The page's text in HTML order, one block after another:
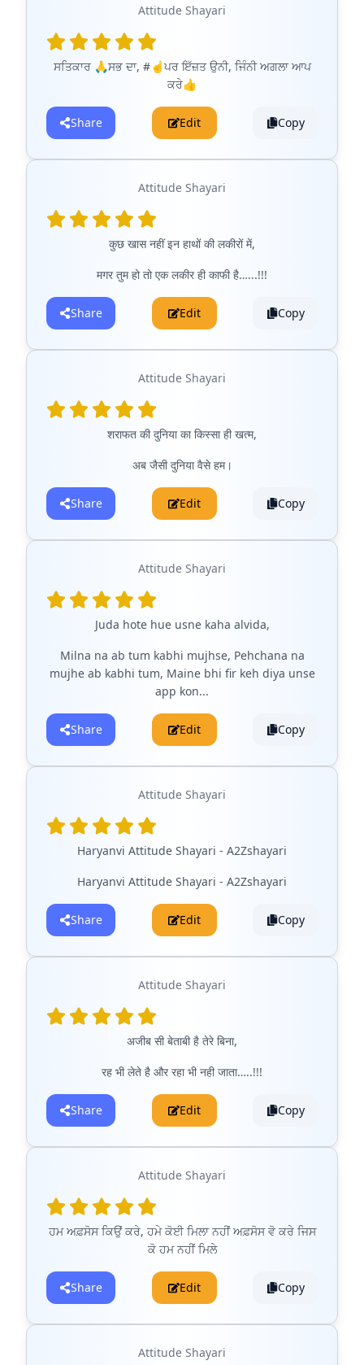
Attitude Shayari
ਸਤਿਕਾਰ 🙏ਸਭ ਦਾ, #☝ਪਰ ਇੱਜ਼ਤ ਉਨੀ, ਜਿੰਨੀ ਅਗਲਾ ਆਪ
ਕਰੇ👍
Share Edit Copy
Attitude Shayari
कुछ खास नहीं इन हाथों की लकीरों में,
मगर तुम हो तो एक लकीर ही काफी है…...!!!
Share Edit Copy
Attitude Shayari
शराफत की दुनिया का किस्सा ही खत्म,
अब जैसी दुनिया वैसे हम।
Share Edit Copy
Attitude Shayari
Juda hote hue usne kaha alvida,
Milna na ab tum kabhi mujhse, Pehchana na
mujhe ab kabhi tum, Maine bhi fir keh diya unse
app kon...
Share Edit Copy
Attitude Shayari
Haryanvi Attitude Shayari - A2Zshayari
Haryanvi Attitude Shayari - A2Zshayari
Share Edit Copy
Attitude Shayari
अजीब सी बेताबी है तेरे बिना,
रह भी लेते है और रहा भी नही जाता…..!!!
Share Edit Copy
Attitude Shayari
ਹਮ ਅਫ਼ਸੋਸ ਕਿਉਂ ਕਰੇ, ਹਮੇ ਕੋਈ ਮਿਲਾ ਨਹੀਂ ਅਫ਼ਸੋਸ ਵੋ ਕਰੇ ਜਿਸ
ਕੋ ਹਮ ਨਹੀਂ ਮਿਲੇ
Share Edit Copy
Attitude Shayari